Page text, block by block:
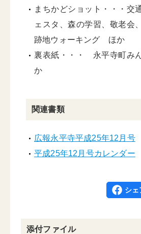
まちかどショット・・・交
ェスタ、森の学習、敬老会
跡地ウォーキング ほか
裏表紙・・・ 永平寺町
か
関連書類
広報永平寺平成25年12月号
平成25年12月号カレンダー
シェ
添付ファイル